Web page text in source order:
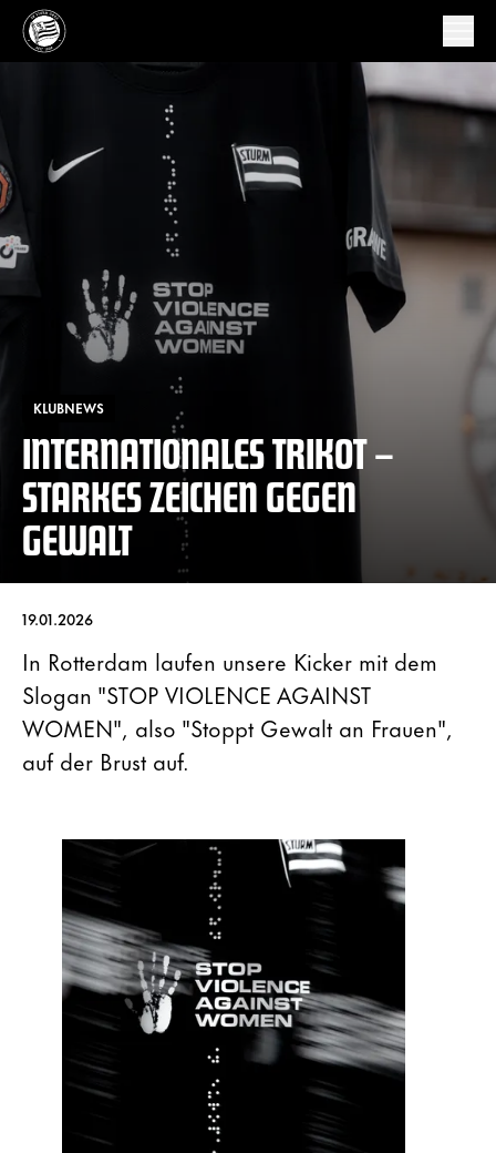
KLUBNEWS
INTERNATIONALES TRIKOT –
STARKES ZEICHEN GEGEN
GEWALT
19.01.2026
In Rotterdam laufen unsere Kicker mit dem
Slogan "STOP VIOLENCE AGAINST
WOMEN", also "Stoppt Gewalt an Frauen",
auf der Brust auf.